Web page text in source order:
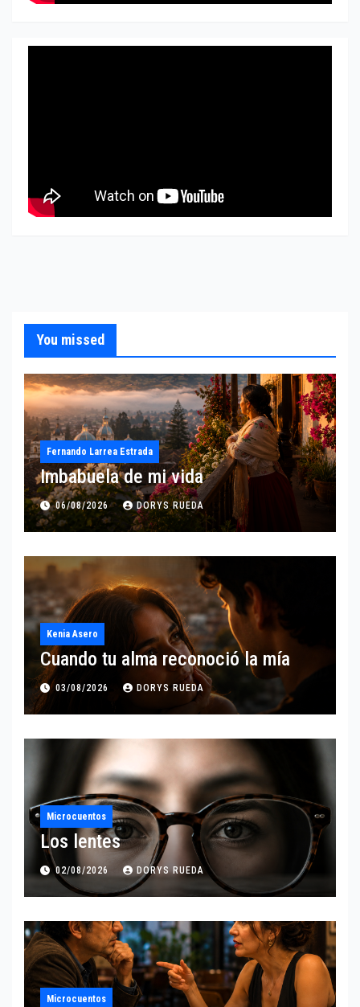
You missed
Fernando Larrea Estrada
Imbabuela de mi vida
06/08/2026 DORYS RUEDA
Kenia Asero
Cuando tu alma reconoció la mía
03/08/2026 DORYS RUEDA
Microcuentos
Los lentes
02/08/2026 DORYS RUEDA
Microcuentos